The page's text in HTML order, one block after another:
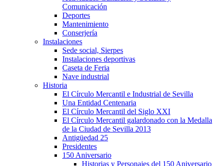
Comunicación
Deportes
Mantenimiento
Conserjería
Instalaciones
Sede social, Sierpes
Instalaciones deportivas
Caseta de Feria
Nave industrial
Historia
El Círculo Mercantil e Industrial de Sevilla
Una Entidad Centenaria
El Círculo Mercantil del Siglo XXI
El Círculo Mercantil galardonado con la Medalla
de la Ciudad de Sevilla 2013
Antigüedad 25
Presidentes
150 Aniversario
Historias y Personajes del 150 Aniversario